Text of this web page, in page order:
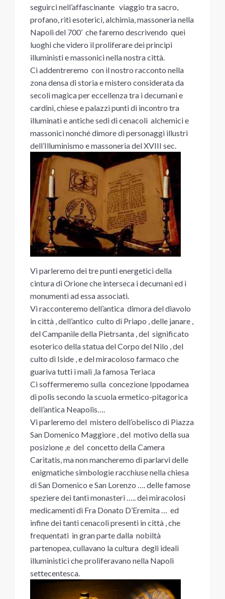
seguirci nell’affascinante viaggio tra sacro,
profano, riti esoterici, alchimia, massoneria nella
Napoli del 700’ che faremo descrivendo quei
luoghi che videro il proliferare dei principi
illuministi e massonici nella nostra città.
Ci addentreremo con il nostro racconto nella
zona densa di storia e mistero considerata da
secoli magica per eccellenza tra i decumani e
cardini, chiese e palazzi punti di incontro tra
illuminati e antiche sedi di cenacoli alchemici e
massonici nonché dimore di personaggi illustri
dell’Illuminismo e massoneria del XVIII sec.
Vi parleremo dei tre punti energetici della
cintura di Orione che interseca i decumani ed i
monumenti ad essa associati.
Vi racconteremo dell’antica dimora del diavolo
in città , dell’antico culto di Priapo , delle janare ,
del Campanile della Pietrsanta , del significato
esoterico della statua del Corpo del Nilo , del
culto di Iside , e del miracoloso farmaco che
guariva tutti i mali ,la famosa Teriaca
Ci soffermeremo sulla concezione Ippodamea
di polis secondo la scuola ermetico-pitagorica
dell’antica Neapolis….
Vi parleremo del mistero dell’obelisco di Piazza
San Domenico Maggiore , del motivo della sua
posizione ,e del concetto della Camera
Caritatis, ma non mancheremo di parlarvi delle
enigmatiche simbologie racchiuse nella chiesa
di San Domenico e San Lorenzo …. delle famose
speziere dei tanti monasteri ….. dei miracolosi
medicamenti di Fra Donato D’Eremita … ed
infine dei tanti cenacoli presenti in città , che
frequentati in gran parte dalla nobiltà
partenopea, cullavano la cultura degli ideali
illuministici che proliferavano nella Napoli
settecentesca.